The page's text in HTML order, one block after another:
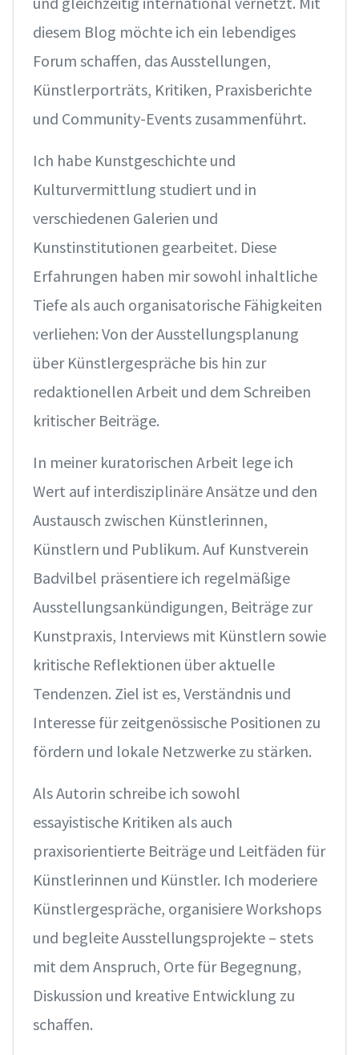
diesem Blog möchte ich ein lebendiges
Forum schaffen, das Ausstellungen,
Künstlerporträts, Kritiken, Praxisberichte
und Community-Events zusammenführt.
Ich habe Kunstgeschichte und
Kulturvermittlung studiert und in
verschiedenen Galerien und
Kunstinstitutionen gearbeitet. Diese
Erfahrungen haben mir sowohl inhaltliche
Tiefe als auch organisatorische Fähigkeiten
verliehen: Von der Ausstellungsplanung
über Künstlergespräche bis hin zur
redaktionellen Arbeit und dem Schreiben
kritischer Beiträge.
In meiner kuratorischen Arbeit lege ich
Wert auf interdisziplinäre Ansätze und den
Austausch zwischen Künstlerinnen,
Künstlern und Publikum. Auf Kunstverein
Badvilbel präsentiere ich regelmäßige
Ausstellungsankündigungen, Beiträge zur
Kunstpraxis, Interviews mit Künstlern sowie
kritische Reflektionen über aktuelle
Tendenzen. Ziel ist es, Verständnis und
Interesse für zeitgenössische Positionen zu
fördern und lokale Netzwerke zu stärken.
Als Autorin schreibe ich sowohl
essayistische Kritiken als auch
praxisorientierte Beiträge und Leitfäden für
Künstlerinnen und Künstler. Ich moderiere
Künstlergespräche, organisiere Workshops
und begleite Ausstellungsprojekte – stets
mit dem Anspruch, Orte für Begegnung,
Diskussion und kreative Entwicklung zu
schaffen.